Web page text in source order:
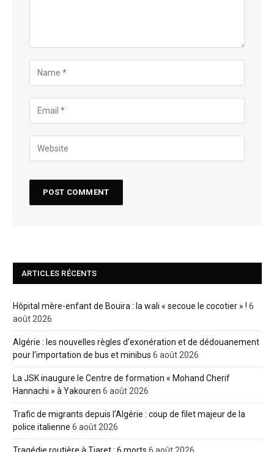
ARTICLES RÉCENTS
Hôpital mère-enfant de Bouira : la wali « secoue le cocotier » ! 6
août 2026
Algérie : les nouvelles règles d’exonération et de dédouanement
pour l’importation de bus et minibus 6 août 2026
La JSK inaugure le Centre de formation « Mohand Cherif
Hannachi » à Yakouren 6 août 2026
Trafic de migrants depuis l’Algérie : coup de filet majeur de la
police italienne 6 août 2026